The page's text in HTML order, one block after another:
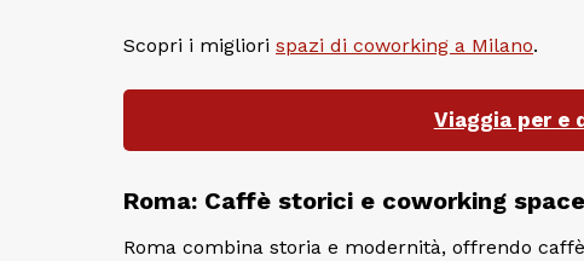
Scopri i migliori spazi di coworking a Milano.
Viaggia per e
Roma: Caffè storici e coworking
Roma combina storia e modernità, offrendo